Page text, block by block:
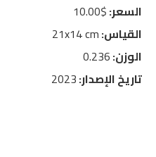
السعر:$10.00
القياس:21x14 cm
الوزن:0.236
تاريخ الإصدار:2023